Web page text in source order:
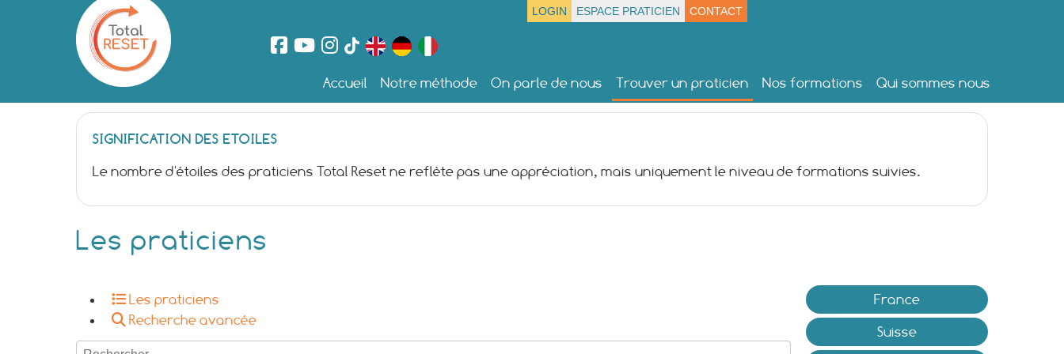
LOGIN ESPACE PRATICIEN CONTACT
Accueil Notre méthode On parle de nous Trouver un praticien Nos formations Qui sommes nous
SIGNIFICATION DES ETOILES
Le nombre d'étoiles des praticiens Total Reset ne reflète pas une appréciation, mais uniquement le niveau de formations suivies.
Les praticiens
Les praticiens
Recherche avancée
France
Suisse